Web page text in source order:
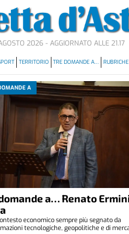
2026 - AGGIORNATO ALLE 21.17
TERRITORIO TRE DOMANDE A…
A
a… Renato
economico sempre più segnato da
tecnologiche, geopolitiche e di